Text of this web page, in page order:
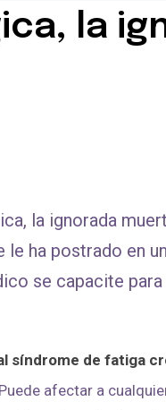
la
la ignorada
ha postrado en
se capacite
síndrome de fatiga
Puede afectar a